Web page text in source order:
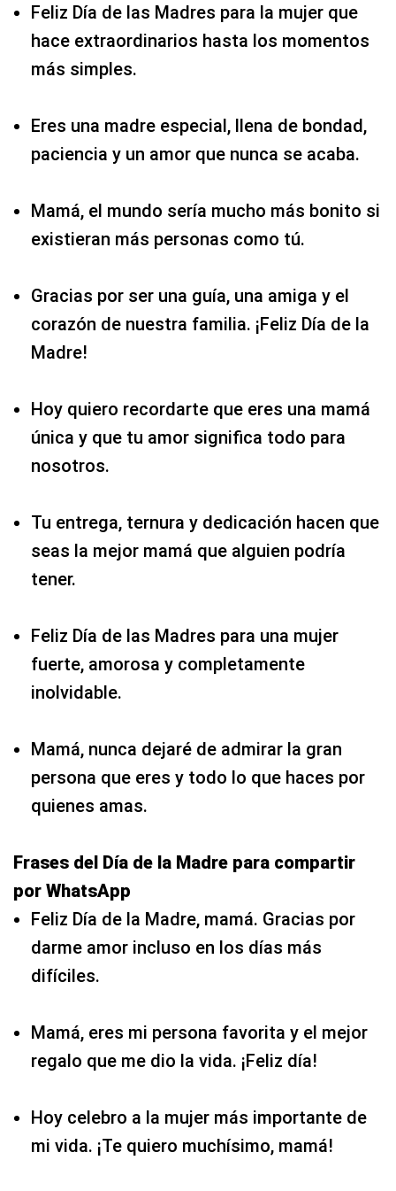
Feliz Día de las Madres para la mujer que
hace extraordinarios hasta los momentos
más simples.
Eres una madre especial, llena de bondad,
paciencia y un amor que nunca se acaba.
Mamá, el mundo sería mucho más bonito si
existieran más personas como tú.
Gracias por ser una guía, una amiga y el
corazón de nuestra familia. ¡Feliz Día de la
Madre!
Hoy quiero recordarte que eres una mamá
única y que tu amor significa todo para
nosotros.
Tu entrega, ternura y dedicación hacen que
seas la mejor mamá que alguien podría
tener.
Feliz Día de las Madres para una mujer
fuerte, amorosa y completamente
inolvidable.
Mamá, nunca dejaré de admirar la gran
persona que eres y todo lo que haces por
quienes amas.
Frases del Día de la Madre para compartir
por WhatsApp
Feliz Día de la Madre, mamá. Gracias por
darme amor incluso en los días más
difíciles.
Mamá, eres mi persona favorita y el mejor
regalo que me dio la vida. ¡Feliz día!
Hoy celebro a la mujer más importante de
mi vida. ¡Te quiero muchísimo, mamá!